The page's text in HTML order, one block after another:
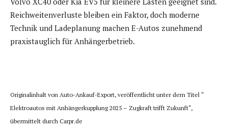
Reichweitenverluste bleiben ein Faktor, doch moderne
Technik und Ladeplanung machen E-Autos zunehmend
praxistauglich für Anhängerbetrieb.
Originalinhalt von Auto-Ankauf-Export, veröffentlicht unter dem Titel “
Elektroautos mit Anhängerkupplung 2025 – Zugkraft trifft Zukunft“,
übermittelt durch Carpr.de